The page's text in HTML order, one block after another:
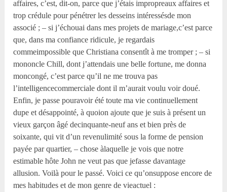
affaires, c’est, dit-on, parce que j’étais impropreaux affaires et
trop crédule pour pénétrer les desseins intéressésde mon
associé ; – si j’échouai dans mes projets de mariage,c’est parce
que, dans ma confiance ridicule, je regardais
commeimpossible que Christiana consentît à me tromper ; – si
mononcle Chill, dont j’attendais une belle fortune, me donna
moncongé, c’est parce qu’il ne me trouva pas
l’intelligencecommerciale dont il m’aurait voulu voir doué.
Enfin, je passe pouravoir été toute ma vie continuellement
dupe et désappointé, à quoion ajoute que je suis à présent un
vieux garçon âgé decinquante-neuf ans et bien près de
soixante, qui vit d’un revenulimité sous la forme de pension
payée par quartier, – chose àlaquelle je vois que notre
estimable hôte John ne veut pas que jefasse davantage
allusion. Voilà pour le passé. Voici ce qu’onsuppose encore de
mes habitudes et de mon genre de vieactuel :